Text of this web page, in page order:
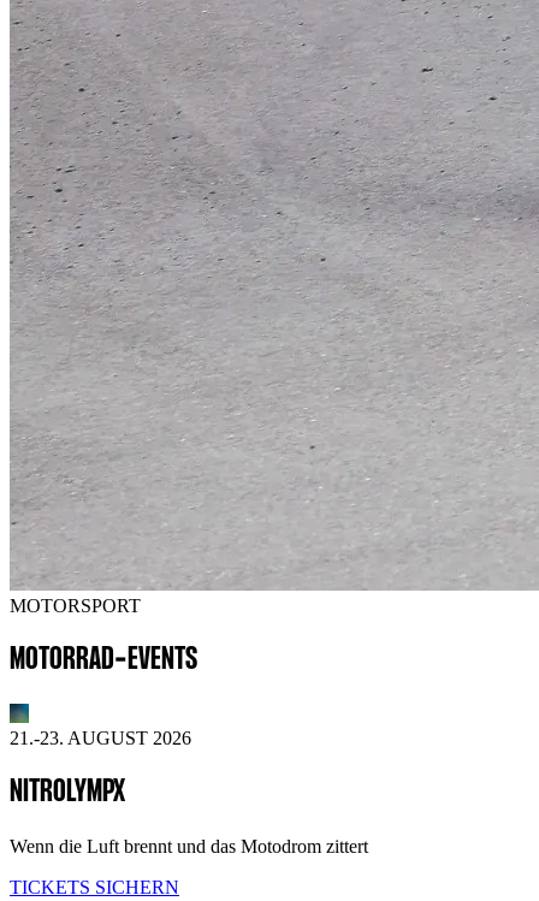
MOTORSPORT
MOTORRAD-EVENTS
21.-23. AUGUST 2026
NITROLYMPX
Wenn die Luft brennt und das Motodrom zittert
TICKETS SICHERN